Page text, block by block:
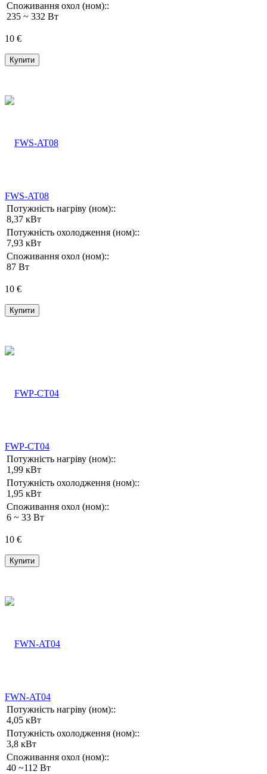
Споживання охол (ном)::
235 ~ 332 Вт
10 €
Купити
FWS-AT08
Потужність нагріву (ном)::
8,37 кВт
Потужність охолодження (ном)::
7,93 кВт
Споживання охол (ном)::
87 Вт
10 €
Купити
FWP-CT04
Потужність нагріву (ном)::
1,99 кВт
Потужність охолодження (ном)::
1,95 кВт
Споживання охол (ном)::
6 ~ 33 Вт
10 €
Купити
FWN-AT04
Потужність нагріву (ном)::
4,05 кВт
Потужність охолодження (ном)::
3,8 кВт
Споживання охол (ном)::
40 ~112 Вт